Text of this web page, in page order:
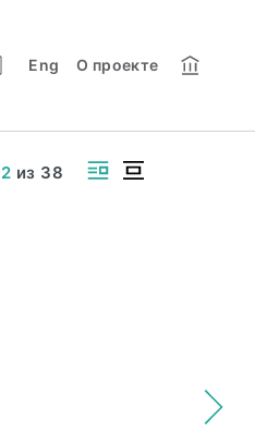
Eng О проекте
2 из 38